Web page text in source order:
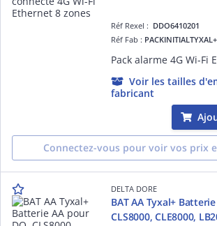
Réf Rexel : DDO6410201
Réf Fab : PACKINITIALTYXAL+
Voir les tailles
fabricant
Connectez-vous pour voir vos prix
DELTA DORE
BAT AA Tyxal+ Batterie AA pour DO,
CLS8000, CLE8000,